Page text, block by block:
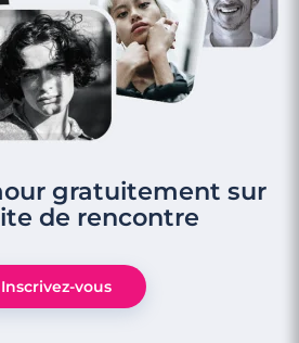
gratuitement sur
de rencontre
Inscrivez-vous